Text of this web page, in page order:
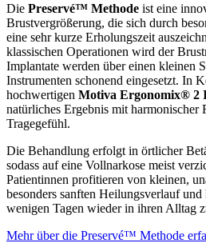
Die Preservé™ Methode ist eine
Brustvergrößerung, die sich durch
eine sehr kurze Erholungszeit
klassischen Operationen wird der
Implantate werden über einen kleinen
Instrumenten schonend eingesetzt. In
hochwertigen Motiva Ergonomix® 2
natürliches Ergebnis mit harmonischer
Tragegefühl.
Die Behandlung erfolgt in örtlicher
sodass auf eine Vollnarkose meist
Patientinnen profitieren von kleinen,
besonders sanften Heilungsverlauf
wenigen Tagen wieder in ihren Alltag
Mehr über die Preservé™ Methode